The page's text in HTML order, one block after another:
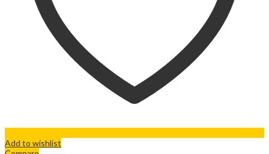
Add to wishlist